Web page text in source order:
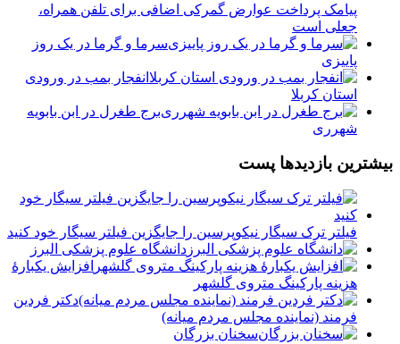
پیامک پرداخت عوارض گمرکی اضافی برای تلفن همراه،
جعلی است
سرما و گرما در یک روز
پاییزی
انفجار بمب در ورودی
استان کربلا
برج طغرل در ابن بابویه
شهرری
بیشترین بازدیدها پست
فیلتر ترک سیگار نیکوپرسین را جایگزین فیلتر سیگار خود کنید
دانشگاه علوم پزشکی البرز
افزایش یکبارۀ
هزینه پارکینگ متروی گلشهر
دكتر فردين
فرمند (نماينده مجلس مردم میانه)
سخنان بزرگان